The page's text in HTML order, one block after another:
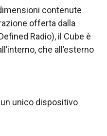
contenute
offerta dalla
Radio), il Cube è
che all’esterno
unico dispositivo